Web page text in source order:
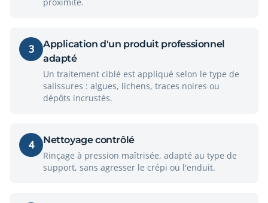
3
Application d'un produit professionnel
adapté
Un traitement ciblé est appliqué selon le type de
salissures : algues, lichens, traces noires ou
dépôts incrustés.
4
Nettoyage contrôlé
Rinçage à pression maîtrisée, adapté au type de
support, sans agresser le crépi ou l'enduit.